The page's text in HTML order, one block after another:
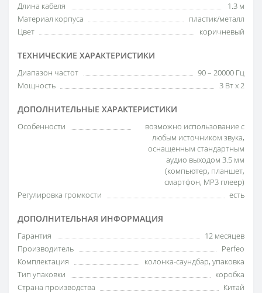
Длина кабеля
1.3 м
Материал корпуса
пластик/металл
Цвет
коричневый
ТЕХНИЧЕСКИЕ ХАРАКТЕРИСТИКИ
Диапазон частот
90 – 20000 Гц
Мощность
3 Вт х 2
ДОПОЛНИТЕЛЬНЫЕ ХАРАКТЕРИСТИКИ
Особенности
возможно использование с
любым источником звука,
оснащенным стандартным
аудио выходом 3.5 мм
(компьютер, планшет,
смартфон, MP3 плеер)
Регулировка громкости
есть
ДОПОЛНИТЕЛЬНАЯ ИНФОРМАЦИЯ
Гарантия
12 месяцев
Производитель
Perfeo
Комплектация
колонка-саундбар, упаковка
Тип упаковки
коробка
Страна производства
Китай